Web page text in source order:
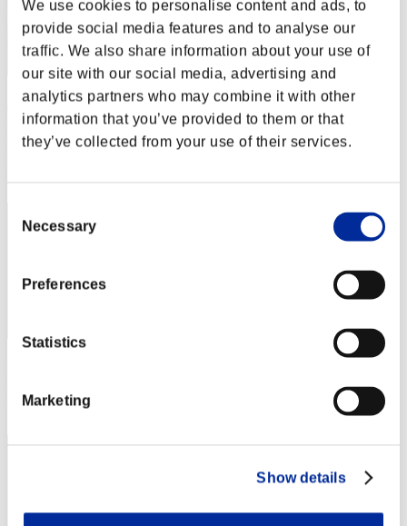
We use cookies to personalise content and ads, to
provide social media features and to analyse our
traffic. We also share information about your use of
our site with our social media, advertising and
analytics partners who may combine it with other
information that you’ve provided to them or that
they’ve collected from your use of their services.
Selection
Necessary
Preferences
Statistics
Marketing
Show details
ΛLØNE
Punteggio:Lv:1/02'06"18
2
Posizione